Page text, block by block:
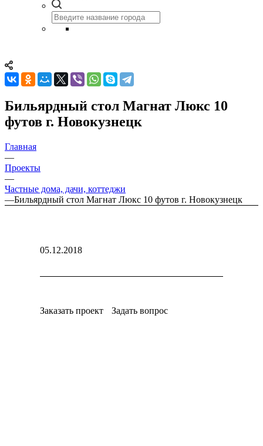
Бильярдный стол Магнат Люкс 10
футов г. Новокузнецк
Главная
—
Проекты
—
Частные дома, дачи, коттеджи
—Бильярдный стол Магнат Люкс 10 футов г. Новокузнецк
05.12.2018
Заказать проект Задать вопрос